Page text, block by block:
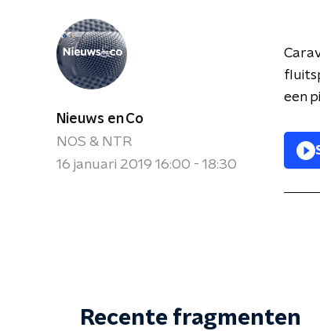
Nieuws en Co
NOS & NTR
16 januari 2019 16:00 - 18:30
een
Recente fragmenten